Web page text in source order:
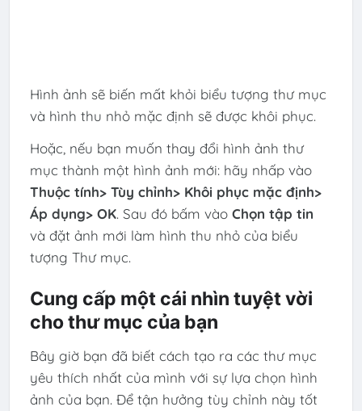
Hình ảnh sẽ biến mất khỏi biểu tượng thư mục
và hình thu nhỏ mặc định sẽ được khôi phục.
Hoặc, nếu bạn muốn thay đổi hình ảnh thư
mục thành một hình ảnh mới: hãy nhấp vào
Thuộc tính> Tùy chỉnh> Khôi phục mặc định>
Áp dụng> OK. Sau đó bấm vào Chọn tập tin
và đặt ảnh mới làm hình thu nhỏ của biểu
tượng Thư mục.
Cung cấp một cái nhìn tuyệt vời
cho thư mục của bạn
Bây giờ bạn đã biết cách tạo ra các thư mục
yêu thích nhất của mình với sự lựa chọn hình
ảnh của bạn. Để tận hưởng tùy chỉnh này tốt